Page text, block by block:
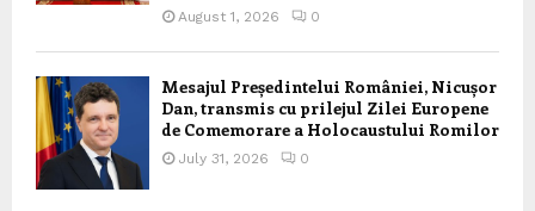
August 1, 2026 0
Mesajul Președintelui României, Nicușor
Dan, transmis cu prilejul Zilei Europene
de Comemorare a Holocaustului Romilor
July 31, 2026 0